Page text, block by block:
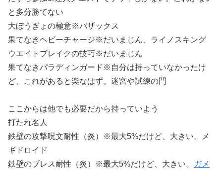
と多分勝てない
大ぼうぎょの極意※バザックス
果てなきヘビーチャージ※だいまじん、ライノスキング
ウエイトブレイクの技巧※だいまじん
果てなきパラディンガード ※自分は持っていなかったけ
ど、これがあると楽なはず。迷宮や試練の門
ここからは他でも必要だから持っていよう
打たれ名人
鉄壁の攻撃呪文耐性（炎）
※最大5%だけど、大きい。メ
ギドロイド
鉄壁のブレス耐性（炎）
※最大5%だけど、大きい。
ガメ